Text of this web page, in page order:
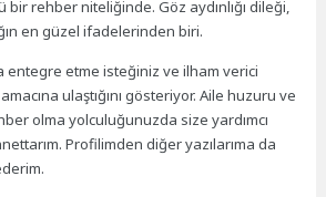
rehber niteliğinde. Göz aydınlığı dileği,
en güzel ifadelerinden biri.
entegre etme isteğiniz ve ilham verici
ulaştığını gösteriyor. Aile huzuru ve
olma yolculuğunuzda size yardımcı
Profilimden diğer yazılarıma da